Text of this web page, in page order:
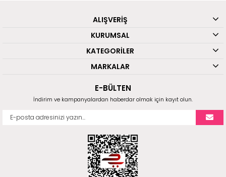
ALIŞVERİŞ
KURUMSAL
KATEGORİLER
MARKALAR
E-BÜLTEN
İndirim ve kampanyalardan haberdar olmak için kayıt olun.